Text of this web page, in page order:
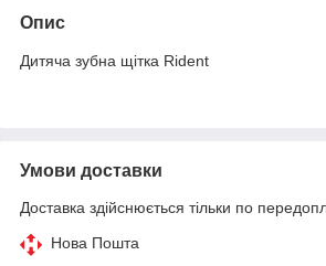
Опис
Дитяча зубна щітка Rident
Умови доставки
Доставка здійснюється тільки по
Нова Пошта